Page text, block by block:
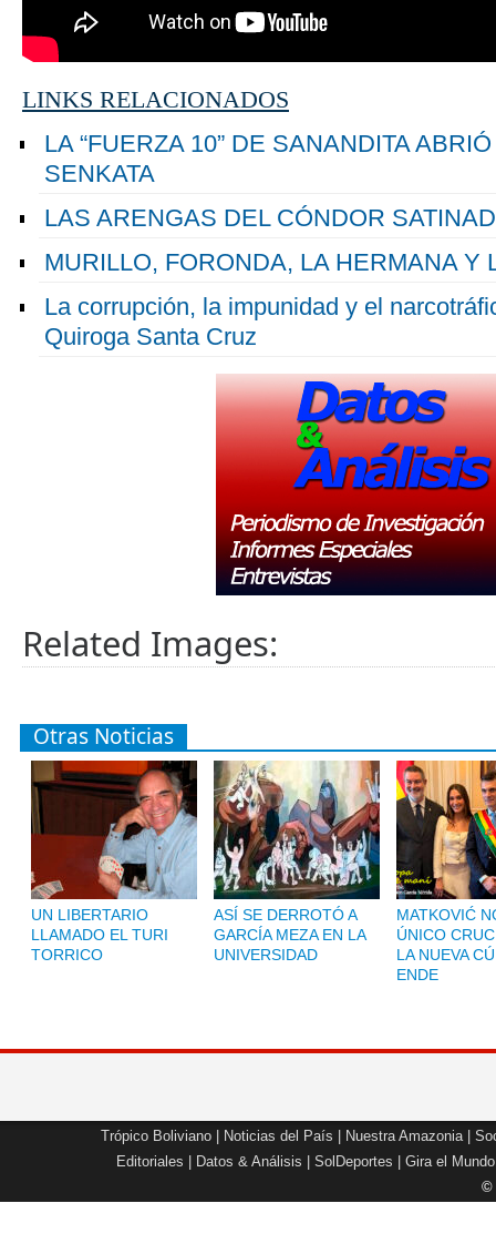
LINKS RELACIONADOS
LA “FUERZA 10” DE SANANDITA
SENKATA
LAS ARENGAS DEL CÓNDOR
MURILLO, FORONDA, LA HERMANA Y
La corrupción, la impunidad y el
Quiroga Santa Cruz
Related Images:
Otras Noticias
UN LIBERTARIO
LLAMADO EL TURI
TORRICO
ASÍ SE DERROTÓ A
GARCÍA MEZA EN LA
UNIVERSIDAD
MATKOVIĆ
ÚNICO
LA NUEVA
ENDE
Trópico Boliviano Noticias del País Nuestra Amazonia|
Editoriales
Datos & Análisis SolDeportes Gira el Mundo
©